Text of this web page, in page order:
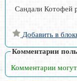
Сандали Котофей
Добавить в
Комментарии
Комментарии могут